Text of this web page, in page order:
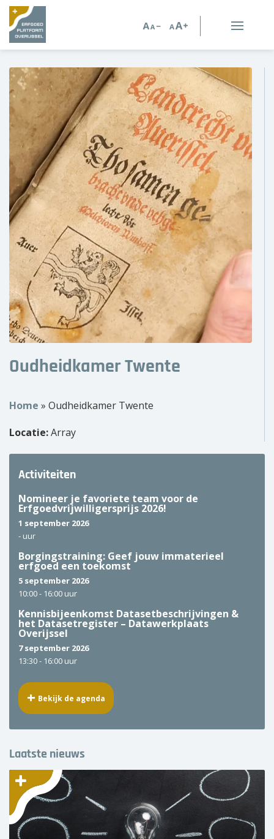
Erfgoedorganisaties
Verhalen
Kennis en advies
Kennisbank
Persoonlijk advies
Nieuws
Agenda
Over ons
Wie zijn wij?
Zoek
Oudheidkamer Twente
Home » Oudheidkamer Twente
Locatie:Array
Activiteiten
Nomineer je favoriete team voor de
Erfgoedvrijwilligersprijs 2026!
1 september 2026
- uur
Borgingstraining: Geef jouw immaterieel
erfgoed een toekomst
5 september 2026
10:00 - 16:00 uur
Kennisbijeenkomst Datasetbeschrijvingen &
het Datasetregister – Datawerkplaats
Overijssel
7 september 2026
13:30 - 16:00 uur
Bekijk de agenda
Laatste nieuws